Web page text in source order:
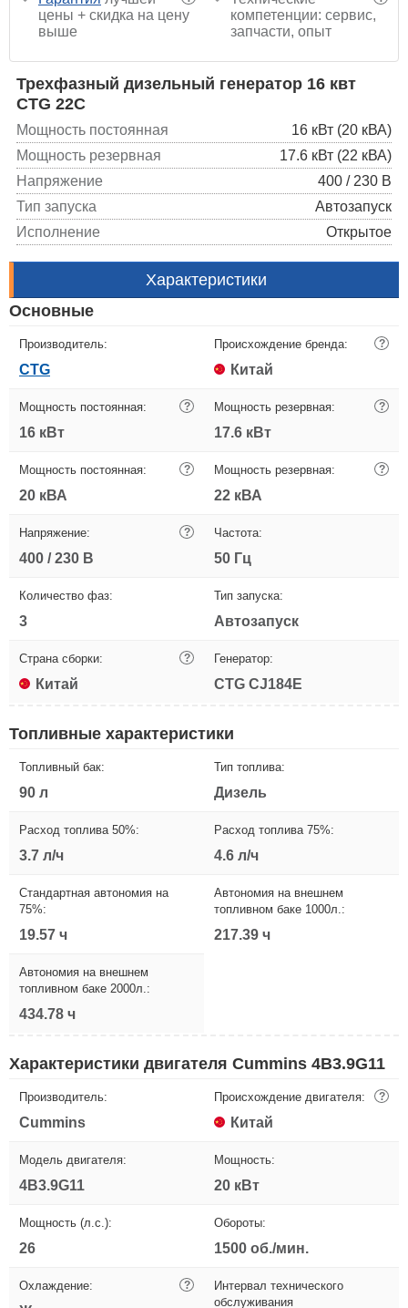
цены + скидка на цену
выше
компетенции: сервис,
запчасти, опыт
Трехфазный дизельный генератор 16 квт
CTG 22C
Мощность постоянная
16 кВт (20 кВА)
Мощность резервная
17.6 кВт (22 кВА)
Напряжение
400 / 230 В
Тип запуска
Автозапуск
Исполнение
Открытое
Характеристики
Основные
Производитель:
CTG
Происхождение бренда: ?
Китай
Мощность постоянная: ?
16 кВт
Мощность резервная: ?
17.6 кВт
Мощность постоянная: ?
20 кВА
Мощность резервная: ?
22 кВА
Напряжение: ?
400 / 230 В
Частота:
50 Гц
Количество фаз:
3
Тип запуска:
Автозапуск
Страна сборки: ?
Китай
Генератор:
CTG CJ184E
Топливные характеристики
Топливный бак:
90 л
Тип топлива:
Дизель
Расход топлива 50%:
3.7 л/ч
Расход топлива 75%:
4.6 л/ч
Стандартная автономия на
75%:
19.57 ч
Автономия на внешнем
топливном баке 1000л.:
217.39 ч
Автономия на внешнем
топливном баке 2000л.:
434.78 ч
Характеристики двигателя Cummins 4B3.9G11
Производитель:
Cummins
Происхождение двигателя: ?
Китай
Модель двигателя:
4B3.9G11
Мощность:
20 кВт
Мощность (л.с.):
26
Обороты:
1500 об./мин.
Охлаждение: ?
Интервал технического
обслуживания